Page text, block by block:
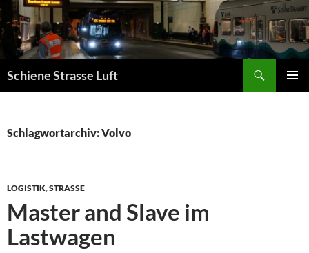
Zum
Inhalt
springen
Schiene Strasse Luft
Schlagwortarchiv: Volvo
LOGISTIK,STRASSE
Master and Slave im
Lastwagen